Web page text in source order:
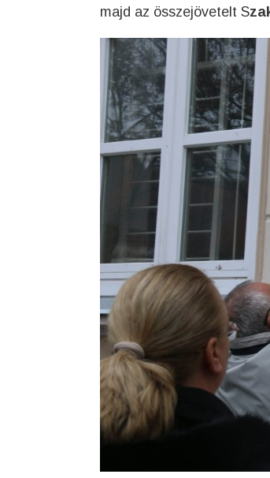
majd az összejövetelt S